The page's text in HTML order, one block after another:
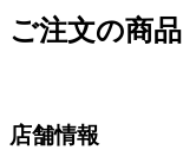
ご注文の商品
店舗情報